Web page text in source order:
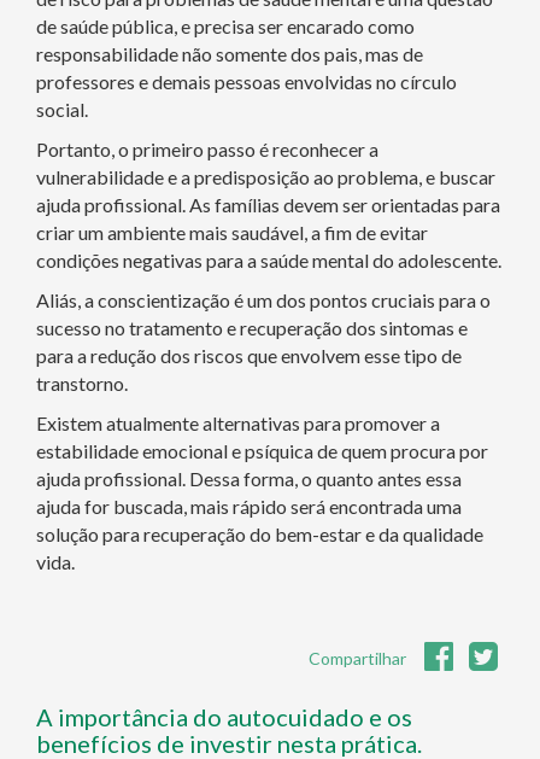
de saúde pública, e precisa ser encarado como
responsabilidade não somente dos pais, mas de
professores e demais pessoas envolvidas no círculo
social.
Portanto, o primeiro passo é reconhecer a
vulnerabilidade e a predisposição ao problema, e buscar
ajuda profissional. As famílias devem ser orientadas para
criar um ambiente mais saudável, a fim de evitar
condições negativas para a saúde mental do adolescente.
Aliás, a conscientização é um dos pontos cruciais para o
sucesso no tratamento e recuperação dos sintomas e
para a redução dos riscos que envolvem esse tipo de
transtorno.
Existem atualmente alternativas para promover a
estabilidade emocional e psíquica de quem procura por
ajuda profissional. Dessa forma, o quanto antes essa
ajuda for buscada, mais rápido será encontrada uma
solução para recuperação do bem-estar e da qualidade
vida.
Compartilhar
A importância do autocuidado e os
benefícios de investir nesta prática.